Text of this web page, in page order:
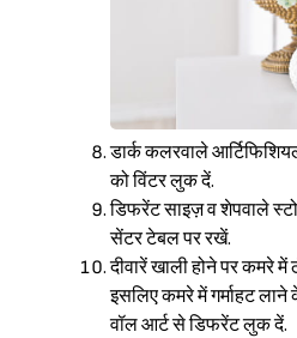
डार्क कलरवाले
को विंटर लुक दें.
डिफरेंट साइज़ व शेपवाले
सेंटर टेबल पर रखें.
दीवारें खाली होने पर कमरे
इसलिए कमरे में गर्माहट लाने
वॉल आर्ट से डिफरेंट लुक दें.